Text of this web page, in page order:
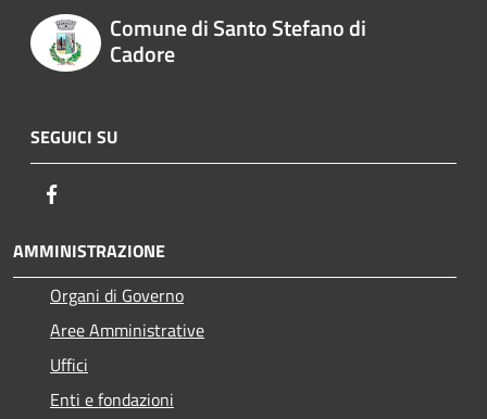
Comune di Santo Stefano di
Cadore
SEGUICI SU
AMMINISTRAZIONE
Organi di Governo
Aree Amministrative
Uffici
Enti e fondazioni